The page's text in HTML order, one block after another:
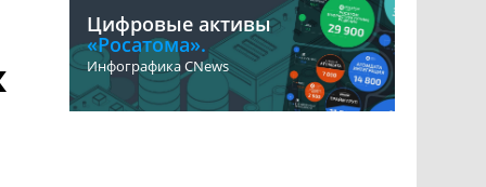
Цифровые активы
«Росатома».
Инфографика CNews